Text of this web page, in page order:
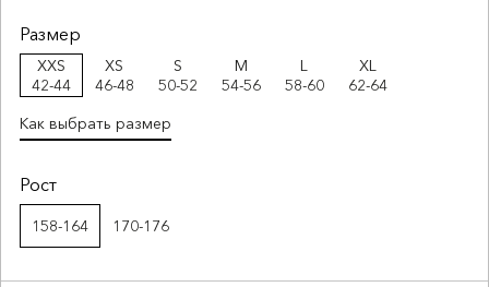
Размер
XXS
42-44
XS
46-48
S
50-52
M
54-56
L
58-60
XL
62-64
Как выбрать размер
Рост
158-164 170-176